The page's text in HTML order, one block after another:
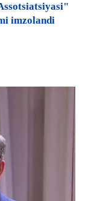
imzolandi